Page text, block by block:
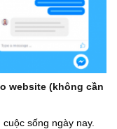
website (không cần
sống ngày nay.